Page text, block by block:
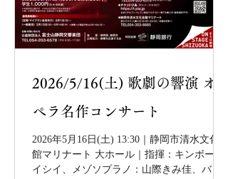
2026/5/16(土) 歌劇の響演 オ
ペラ名作コンサート
2026年5月16日(土) 13:30｜静岡市清水文化会
館マリナート 大ホール｜指揮：キンボー・
イシイ、メゾソプラノ：山際きみ佳、バリ